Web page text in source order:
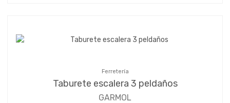
Ferretería
Taburete escalera 3 peldaños
GARMOL